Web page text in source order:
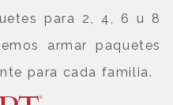
para 2, 4, 6 u 8
armar paquetes
para cada familia.